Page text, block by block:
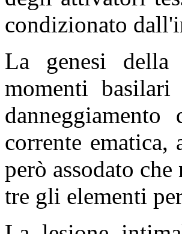
condizionato
La genesi
momenti
corrente ematica,
però assodato
tre gli elementi